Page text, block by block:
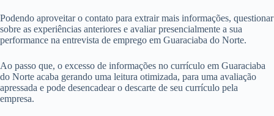
Podendo aproveitar o contato para extrair mais informações, questionar
sobre as experiências anteriores e avaliar presencialmente a sua
performance na entrevista de emprego em Guaraciaba do Norte.
Ao passo que, o excesso de informações no currículo em Guaraciaba
do Norte acaba gerando uma leitura otimizada, para uma avaliação
apressada e pode desencadear o descarte de seu currículo pela
empresa.